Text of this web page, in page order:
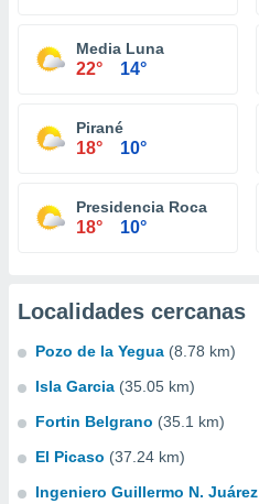
Media Luna
22° 14°
Pirané
18° 10°
Presidencia Roca
18° 10°
Localidades cercanas
Pozo de la Yegua (8.78 km)
Isla Garcia (35.05 km)
Fortin Belgrano (35.1 km)
El Picaso (37.24 km)
Ingeniero Guillermo N. Juárez